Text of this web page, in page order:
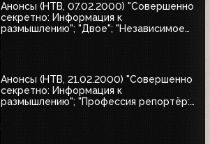
Анонсы (НТВ, 07.02.2000) "Совершенно
секретно: Информация к
размышлению"; "Двое"; "Независимое
Анонсы (НТВ, 21.02.2000) "Совершенно
секретно: Информация к
размышлению"; "Профессия репортёр: